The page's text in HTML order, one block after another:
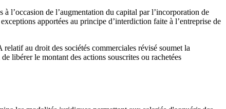
l’occasion de l’augmentation du capital par l’incorporation de
apportées au principe d’interdiction faite à l’entreprise de
au droit des sociétés commerciales révisé soumet la
libérer le montant des actions souscrites ou rachetées